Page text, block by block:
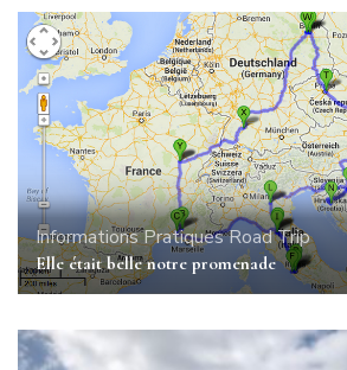
Informations PratiquesRoad Trip
Elle était belle notre promenade